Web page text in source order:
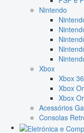
Nintendo
Xbox
Xbox
Xbox
Xbox
Acessórios
Consolas